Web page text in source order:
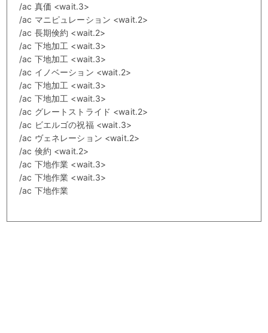
/ac 真価 <wait.3>
/ac マニピュレーション <wait.2>
/ac 長期倹約 <wait.2>
/ac 下地加工 <wait.3>
/ac 下地加工 <wait.3>
/ac イノベーション <wait.2>
/ac 下地加工 <wait.3>
/ac 下地加工 <wait.3>
/ac グレートストライド <wait.2>
/ac ビエルゴの祝福 <wait.3>
/ac ヴェネレーション <wait.2>
/ac 倹約 <wait.2>
/ac 下地作業 <wait.3>
/ac 下地作業 <wait.3>
/ac 下地作業